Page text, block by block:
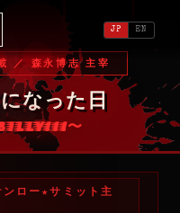
JP EN
／ 森永博志 主宰
なった日
〜
ロー★サミット主